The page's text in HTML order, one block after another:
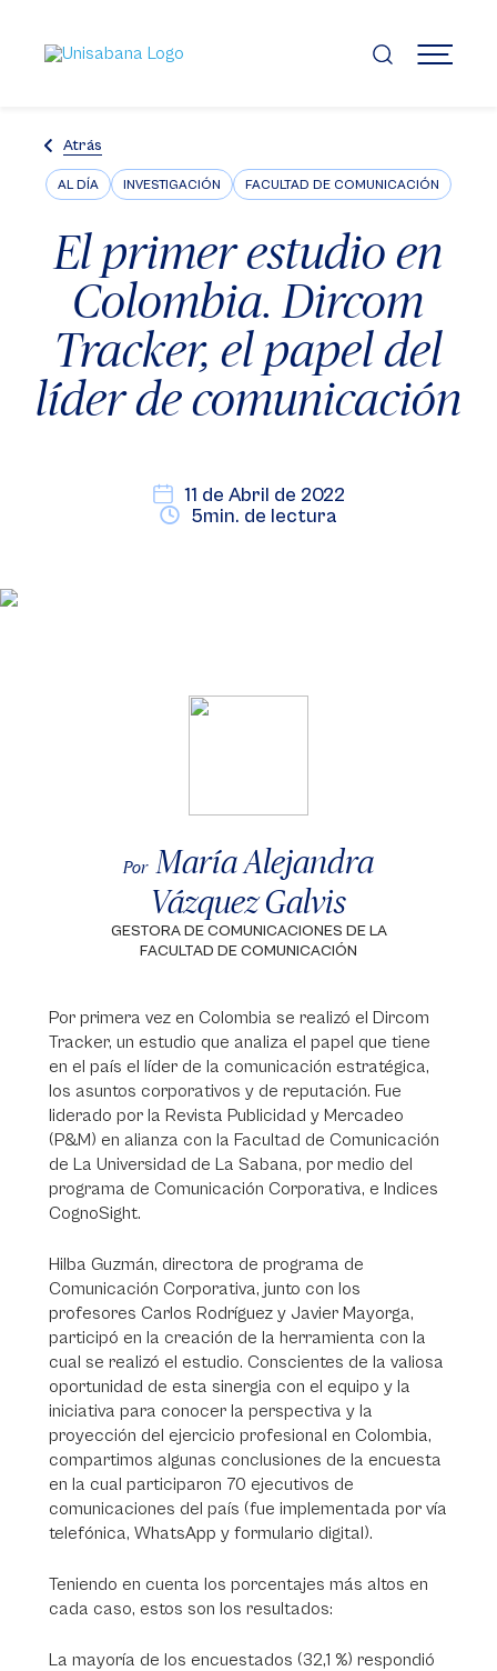
contenido
principal
MENÚ
Atrás
AL DÍA INVESTIGACIÓN FACULTAD DE COMUNICACIÓN
El primer estudio en
Colombia. Dircom
Tracker, el papel del
líder de comunicación
11 de Abril de 2022
5min. de lectura
Por María Alejandra
Vázquez Galvis
GESTORA DE COMUNICACIONES DE LA
FACULTAD DE COMUNICACIÓN
Por primera vez en Colombia se realizó el Dircom
Tracker, un estudio que analiza el papel que tiene
en el país el líder de la comunicación estratégica,
los asuntos corporativos y de reputación. Fue
liderado por la Revista Publicidad y Mercadeo
(P&M) en alianza con la Facultad de Comunicación
de La Universidad de La Sabana, por medio del
programa de Comunicación Corporativa, e Indices
CognoSight.
Hilba Guzmán, directora de programa de
Comunicación Corporativa, junto con los
profesores Carlos Rodríguez y Javier Mayorga,
participó en la creación de la herramienta con la
cual se realizó el estudio. Conscientes de la valiosa
oportunidad de esta sinergia con el equipo y la
iniciativa para conocer la perspectiva y la
proyección del ejercicio profesional en Colombia,
compartimos algunas conclusiones de la encuesta
en la cual participaron 70 ejecutivos de
comunicaciones del país (fue implementada por vía
telefónica, WhatsApp y formulario digital).
Teniendo en cuenta los porcentajes más altos en
cada caso, estos son los resultados:
La mayoría de los encuestados (32,1 %) respondió